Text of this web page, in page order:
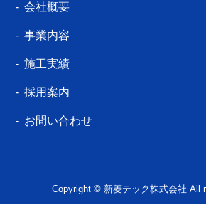
会社概要
事業内容
施工実績
採用案内
お問い合わせ
Copyright © 新菱テック株式会社 All